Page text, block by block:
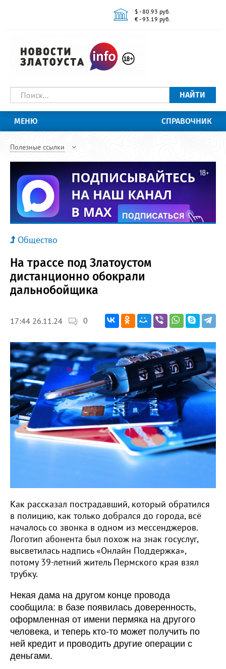
$ - 80.93 руб.
€ - 93.19 руб.
НАЙТИ
МЕНЮ СПРАВОЧНИК
Полезные ссылки
Общество
На трассе под Златоустом
дистанционно обокрали
дальнобойщика
17:44 26.11.24 0
Как рассказал пострадавший, который обратился
в полицию, как только добрался до города, всё
началось со звонка в одном из мессенджеров.
Логотип абонента был похож на знак госуслуг,
высветилась надпись «Онлайн Поддержка»,
потому 39-летний житель Пермского края взял
трубку.
Некая дама на другом конце провода
сообщила: в базе появилась доверенность,
оформленная от имени пермяка на другого
человека, и теперь кто-то может получить по
ней кредит и проводить другие операции с
деньгами.